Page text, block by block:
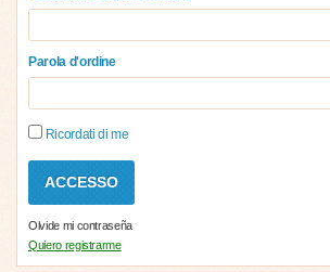
Parola d'ordine
Ricordati di me
Olvide mi contraseña
Quiero registrarme